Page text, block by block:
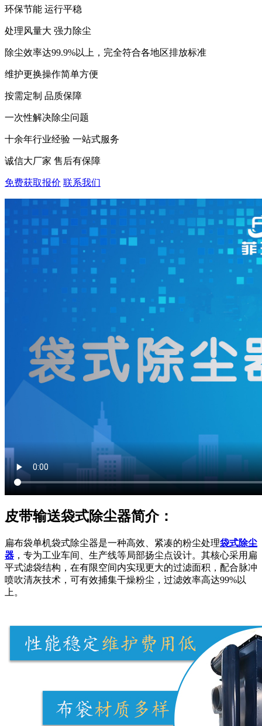
环保节能 运行平稳
处理风量大 强力除尘
除尘效率达99.9%以上，完全符合各地区排放标准
维护更换操作简单方便
按需定制 品质保障
一次性解决除尘问题
十余年行业经验 一站式服务
诚信大厂家 售后有保障
免费获取报价 联系我们
皮带输送袋式除尘器简介：
扁布袋单机袋式除尘器是一种高效、紧凑的粉尘处理袋式除尘
器 ，专为工业车间、生产线等局部扬尘点设计。其核心采用扁
平式滤袋结构，在有限空间内实现更大的过滤面积，配合脉冲
喷吹清灰技术，可有效捕集干燥粉尘，过滤效率高达99%以
上。